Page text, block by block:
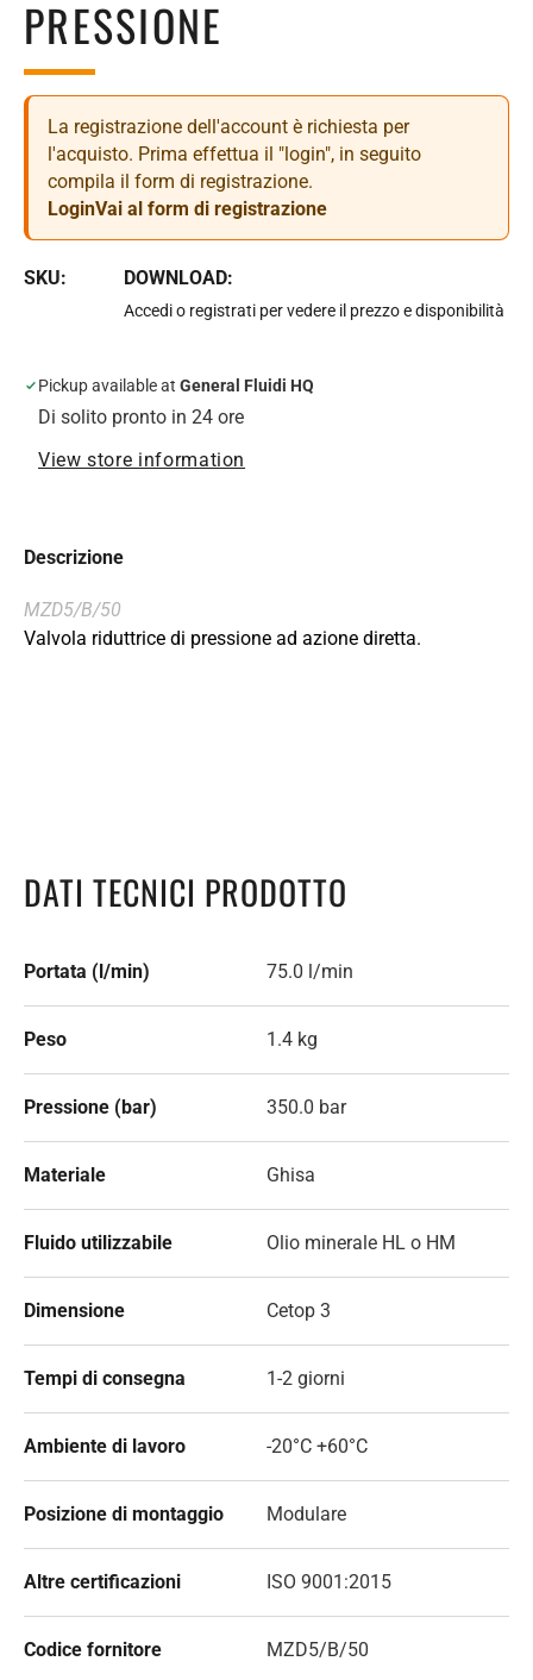
PRESSIONE
La registrazione dell'account è richiesta per
l'acquisto. Prima effettua il "login", in seguito
compila il form di registrazione.
LoginVai al form di registrazione
SKU: DOWNLOAD:
Accedi o registrati per vedere il prezzo e disponibilità
Pickup available at General Fluidi HQ
Di solito pronto in 24 ore
View store information
Descrizione
MZD5/B/50
Valvola riduttrice di pressione ad azione diretta.
DATI TECNICI PRODOTTO
Portata (l/min) 75.0 l/min
Peso 1.4 kg
Pressione (bar) 350.0 bar
Materiale Ghisa
Fluido utilizzabile Olio minerale HL o HM
Dimensione Cetop 3
Tempi di consegna 1-2 giorni
Ambiente di lavoro -20°C +60°C
Posizione di montaggio Modulare
Altre certificazioni ISO 9001:2015
Codice fornitore MZD5/B/50